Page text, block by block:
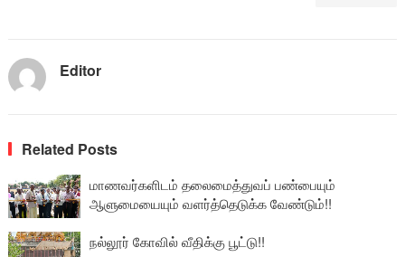
Editor
Related Posts
மாணவர்களிடம் தலைமைத்துவப் பண்பையும்
ஆளுமையையும் வளர்த்தெடுக்க வேண்டும்!!
நல்லூர் கோவில் வீதிக்கு பூட்டு!!